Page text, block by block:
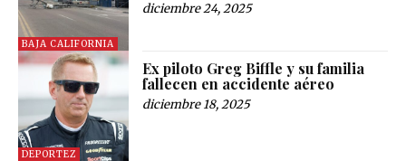
BAJA CALIFORNIA
diciembre 24, 2025
DEPORTEZ
Ex piloto Greg Biffle y su familia
fallecen en accidente aéreo
diciembre 18, 2025